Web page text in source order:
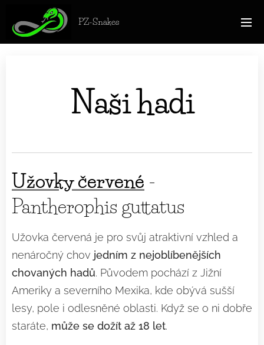
PZ-Snakes
Naši hadi
Užovky červené -
Pantherophis guttatus
Užovka červená je pro svůj atraktivní vzhled a
nenáročný chov jedním z nejoblíbenějších
chovaných hadů. Původem pochází z Jižní
Ameriky a severního Mexika, kde obývá sušší
lesy, pole i odlesněné oblasti. Když se o ni dobře
staráte, může se dožít až 18 let.